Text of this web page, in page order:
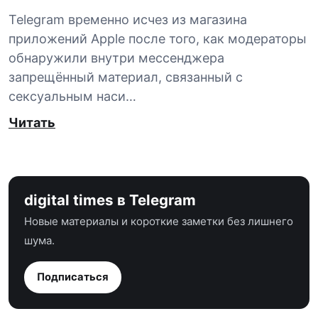
Telegram временно исчез из магазина
приложений Apple после того, как модераторы
обнаружили внутри мессенджера
запрещённый материал, связанный с
сексуальным наси…
Читать
digital times в Telegram
Новые материалы и короткие заметки без лишнего
шума.
Подписаться